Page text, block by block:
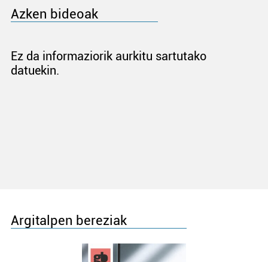
Azken bideoak
Ez da informaziorik aurkitu sartutako
datuekin.
Argitalpen bereziak